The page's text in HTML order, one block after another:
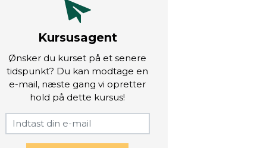
Kursusagent
Ønsker du kurset på et senere
tidspunkt? Du kan modtage en
e-mail, næste gang vi opretter
hold på dette kursus!